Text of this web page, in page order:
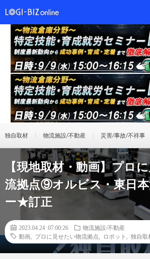
独自取材 物流施設/不動産 災害/事故/不祥事
【現地取材・動画】プロ
流拠点⑨オルビス・東日
ー★訂正
2023.04.24 07:00:26
物流施設/不動産
動画
プロに見せたい物流拠点 ロボット 独自取